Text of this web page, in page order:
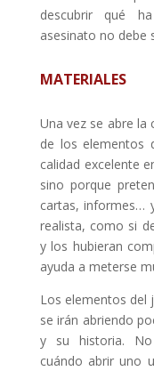
descubrir qué
asesinato no debe
MATERIALES
Una vez se abre la
de los elementos
calidad excelente
sino porque
cartas, informes…
realista, como si
y los hubieran
ayuda a meterse
Los elementos del
se irán abriendo
y su historia. No
cuándo abrir uno